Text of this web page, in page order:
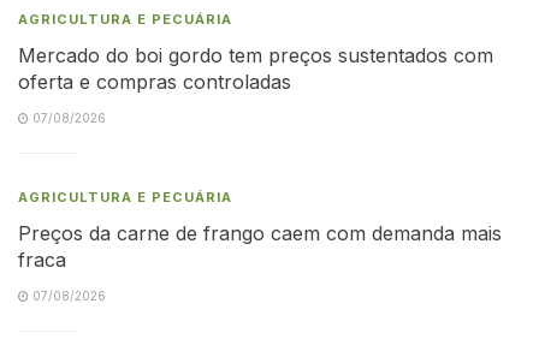
AGRICULTURA E PECUÁRIA
Mercado do boi gordo tem preços sustentados com
oferta e compras controladas
07/08/2026
AGRICULTURA E PECUÁRIA
Preços da carne de frango caem com demanda mais
fraca
07/08/2026